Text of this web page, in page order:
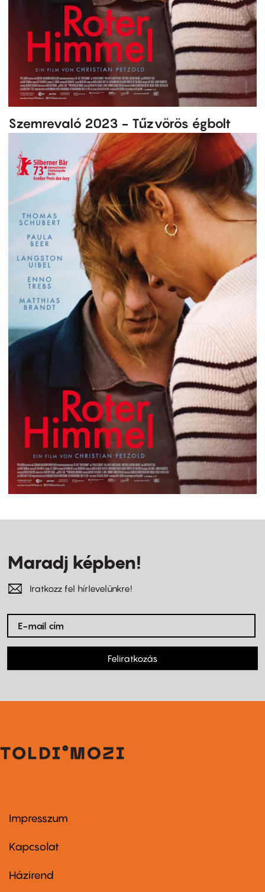
Szemrevaló 2023 - Tűzvörös égbolt
Maradj képben!
Iratkozz fel hírlevelünkre!
Feliratkozás
Footer
first
Impresszum
Kapcsolat
Footer
Házirend